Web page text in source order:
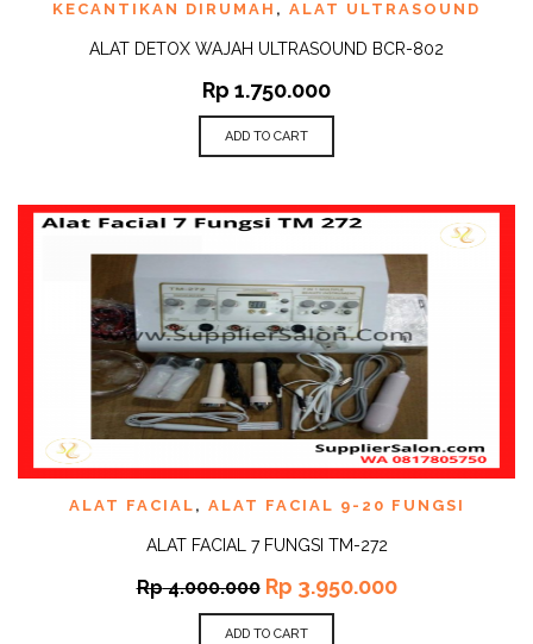
KECANTIKAN DIRUMAH , ALAT ULTRASOUND
ALAT DETOX WAJAH ULTRASOUND BCR-802
Rp 1.750.000
ADD TO CART
ALAT FACIAL , ALAT FACIAL 9-20 FUNGSI
ALAT FACIAL 7 FUNGSI TM-272
Rp4.000.000 Rp 3.950.000
ADD TO CART